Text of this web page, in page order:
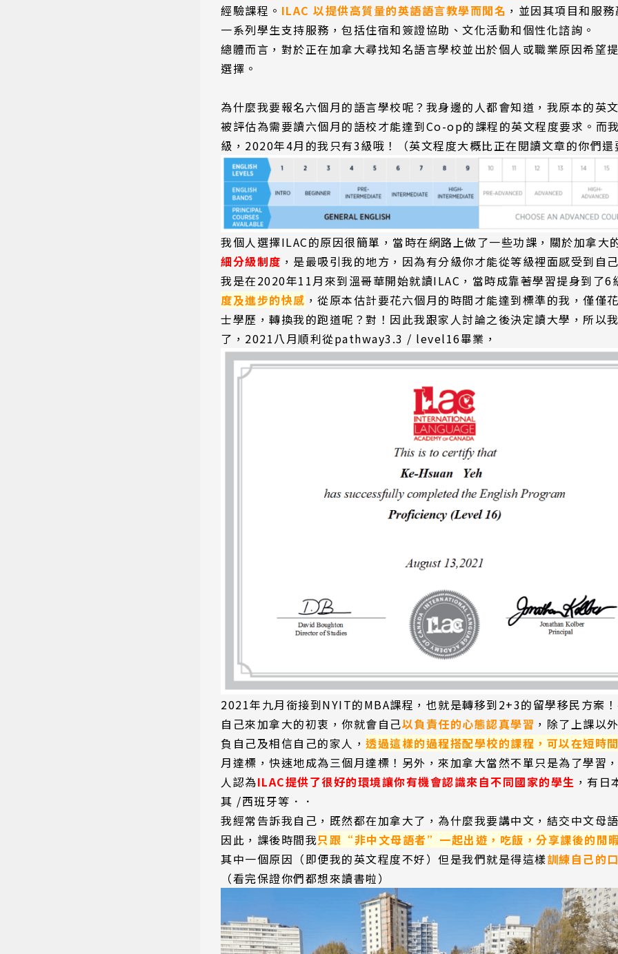
經驗課程。 ILAC 以提供高質量的英語語言教學而聞名 ，並因其項目和服
一系列學生支持服務，包括住宿和簽證協助、文化活動和個性化諮詢。
總體而言，對於正在加拿大尋找知名語言學校並出於個人或職業原因希望
選擇。
為什麼我要報名六個月的語言學校呢？我身邊的人都會知道，我原本的英
被評估為需要讀六個月的語校才能達到Co-op的課程的英文程度要求。而
級，2020年4月的我只有3級哦！（英文程度大概比正在閱讀文章的你們
我個人選擇ILAC的原因很簡單，當時在網路上做了一些功課，關於加拿
細分級制度 ，是最吸引我的地方，因為有分級你才能從等級裡面感受到
我是在2020年11月來到溫哥華開始就讀ILAC，當時成靠著學習提身到了6
度及進步的快感 ，從原本估計要花六個月的時間才能達到標準的我，僅
士學歷，轉換我的跑道呢？對！因此我跟家人討論之後決定讀大學，所
了，2021八月順利從pathway3.3 / level16畢業，
2021年九月銜接到NYIT的MBA課程，也就是轉移到2+3的留學移民方案
自己來加拿大的初衷，你就會自己以負責任的心態認真學習 ，除了上課以
負自己及相信自己的家人， 透過這樣的過程搭配學校的課程，可以在短時
月達標，快速地成為三個月達標！另外，來加拿大當然不單只是為了學習
人認為ILAC提供了很好的環境讓你有機會認識來自不同國家的學生 ，有
其 /西班牙等．．
我經常告訴我自己，既然都在加拿大了，為什麼我要講中文，結交中文母
因此，課後時間我只跟“非中文母語者”一起出遊，吃飯，分享課後的閒
其中一個原因（即便我的英文程度不好）但是我們就是得這樣訓練自己的
（看完保證你們都想來讀書啦）